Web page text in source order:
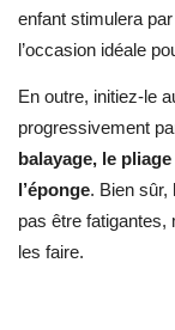
enfant stimulera
l’occasion idéale
En outre, initiez-le
progressivement
balayage, le
l’éponge. Bien sûr,
pas être fatigantes,
les faire.